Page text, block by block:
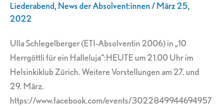
Liederabend, News der Absolvent:innen/März 25,
2022
Ulla Schlegelberger (ETI-Absolventin 2006) in „10
Herrgöttli für ein Halleluja“:HEUTE um 21.00 Uhr im
Helsinkiklub Zürich. Weitere Vorstellungen am 27. und
29. März.
https://www.facebook.com/events/3022849944694957
stage